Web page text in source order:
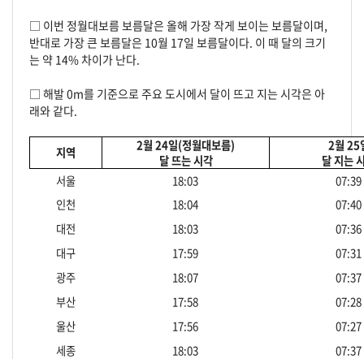
□ 이번 정월대보름 보름달은 올해 가장 작게 보이는 보름달이며,
반대로 가장 큰 보름달은 10월 17일 보름달이다. 이 때 달의 크기
는 약 14% 차이가 난다.
□ 해발 0m를 기준으로 주요 도시에서 달이 뜨고 지는 시각은 아
래와 같다.
지역
2월 24일(정월대보름)
달 뜨는 시각
2월 25
달 지는
서울
18:03
07:39
인천
18:04
07:40
대전
18:03
07:36
대구
17:59
07:31
광주
18:07
07:37
부산
17:58
07:28
울산
17:56
07:27
세종
18:03 07:37